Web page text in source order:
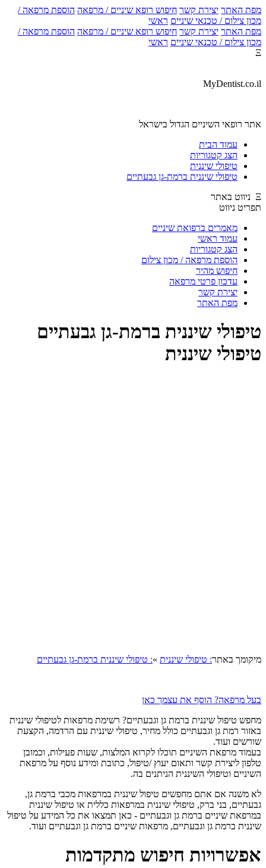
האתר יצירת קשר חיפוש רופא שיניים / מרפאה הוספת מרפאה /
צילום / טכנאי שיניים ראשי
האתר יצירת קשר חיפוש רופא שיניים / מרפאה הוספת מרפאה /
צילום / טכנאי שיניים ראשי
רופאי השיניים הגדול בישראל
עמוד הבית
הצג קטגוריות
טיפולי שיננית
טיפולי שיננית ברמת-גן גבעתיים
ניווט
מאמרים ברפואת שיניים
עמוד ראשי
הצג קטגוריות
הוספת מרפאה / מכון צילום
חיפוש מהיר
עדכון פרטי מרפאה
יצירת קשר
מפת האתר
שיננית ברמת-גן גבעתיים
שיננית
באתר: טיפולי שיננית»: טיפולי שיננית ברמת-גן גבעתיים
מרפאה? הוסף את עצמך כאן
טיפול שיננית ברמת גן וגבעתיים? רשימת מרפאות לטיפולי שיננית
רמת גן וגבעתיים כולל מחיר, טיפולי שיננית עם הרדמה, הקצעת
ועוד.
מרפאת השיניים תוכלו לקרוא המלצות, שעות פעילות, וכמובן
ליצירת קשר ותאום יעוץ /טיפול, כתובת ומידע נוסף על מרפאת
וטיפולי השיננית הניתנים בה.
משנה אם אתם מחפשים טיפול שיננית במרפאות מכבי ברמת גן,
בני ברק, טיפולי שיננית במרפאות כללית או טיפול שיננית
שיניים ברמת גן וגבעתיים - כאן תמצאו את כל המידע על טיפול
ברמת גן וגבעתיים, מרפאות שיניים ברמת גן וגבעתיים ועוד.
חיפוש מתקדמות